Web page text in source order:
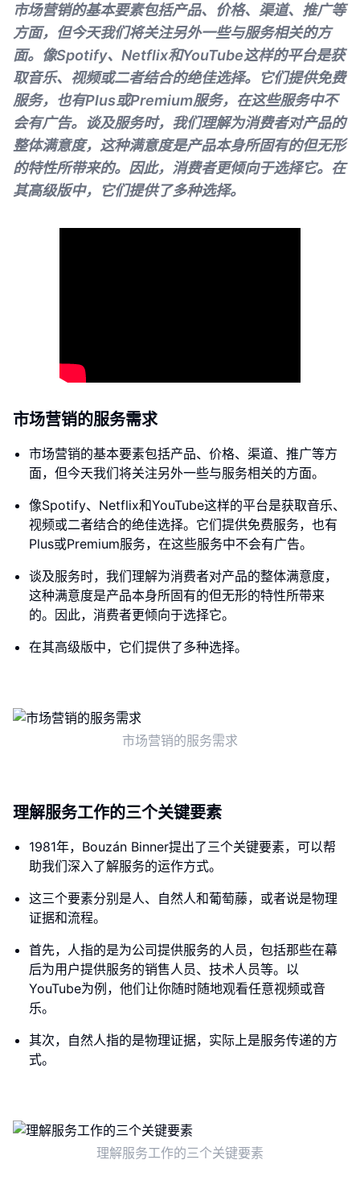
市场营销的基本要素包括产品、价格、渠道、推广等
方面，但今天我们将关注另外一些与服务相关的方
面。像Spotify、Netflix和YouTube这样的平台是获
取音乐、视频或二者结合的绝佳选择。它们提供免费
服务，也有Plus或Premium服务，在这些服务中不
会有广告。谈及服务时，我们理解为消费者对产品的
整体满意度，这种满意度是产品本身所固有的但无形
的特性所带来的。因此，消费者更倾向于选择它。在
其高级版中，它们提供了多种选择。
市场营销的服务需求
市场营销的基本要素包括产品、价格、渠道、推广等方
面，但今天我们将关注另外一些与服务相关的方面。
像Spotify、Netflix和YouTube这样的平台是获取音乐、
视频或二者结合的绝佳选择。它们提供免费服务，也有
Plus或Premium服务，在这些服务中不会有广告。
谈及服务时，我们理解为消费者对产品的整体满意度，
这种满意度是产品本身所固有的但无形的特性所带来
的。因此，消费者更倾向于选择它。
在其高级版中，它们提供了多种选择。
市场营销的服务需求
理解服务工作的三个关键要素
1981年，Bouzán Binner提出了三个关键要素，可以帮
助我们深入了解服务的运作方式。
这三个要素分别是人、自然人和葡萄藤，或者说是物理
证据和流程。
首先，人指的是为公司提供服务的人员，包括那些在幕
后为用户提供服务的销售人员、技术人员等。以
YouTube为例，他们让你随时随地观看任意视频或音
乐。
其次，自然人指的是物理证据，实际上是服务传递的方
式。
理解服务工作的三个关键要素